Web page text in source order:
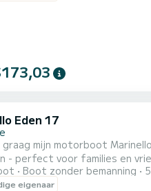
Eden 17
graag mijn motorboot
en vrienden! De boot ligt in Banjole, Medulin van waaruit u prachtige verborgen
kunt bereiken. Als u
Boot zonder bemanning
eigenaar